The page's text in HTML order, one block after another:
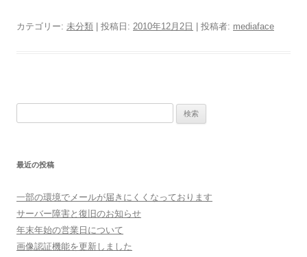
カテゴリー: 未分類 | 投稿日: 2010年12月2日 投稿者: mediaface
最近の投稿
一部の環境でメールが届きにくくなっております
サーバー障害と復旧のお知らせ
年末年始の営業日について
画像認証機能を更新しました